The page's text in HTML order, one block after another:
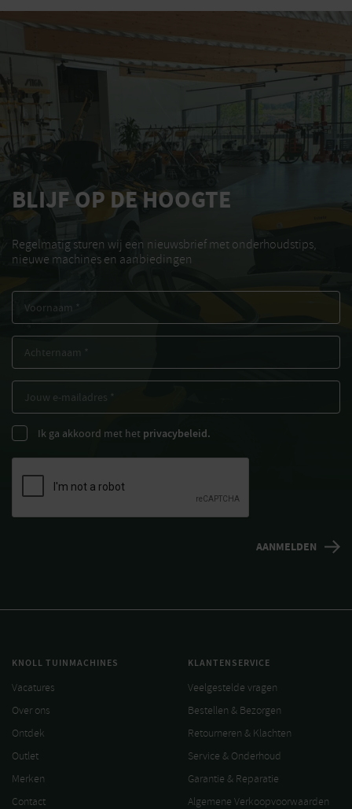
BLIJF OP DE HOOGTE
Regelmatig sturen wij een nieuwsbrief met onderhoudstips,
nieuwe machines en aanbiedingen
Ik ga akkoord met het privacybeleid.
KNOLL TUINMACHINES
Vacatures
Over ons
Ontdek
Outlet
Merken
Contact
KLANTENSERVICE
Veelgestelde vragen
Bestellen & Bezorgen
Retourneren & Klachten
Service & Onderhoud
Garantie & Reparatie
Algemene Verkoopvoorwaarden